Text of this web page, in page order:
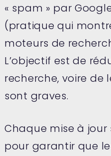
« spam » par
(pratique qui
moteurs de
L’objectif est de
recherche, voire de
sont graves.
Chaque mise à
pour garantir que